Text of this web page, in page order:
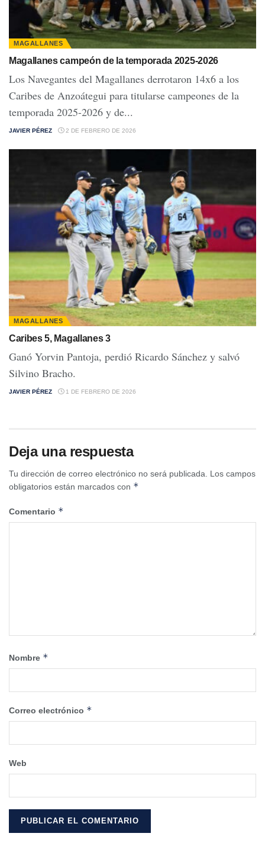
MAGALLANES
Magallanes campeón de la temporada 2025-2026
Los Navegantes del Magallanes derrotaron 14x6 a los
Caribes de Anzoátegui para titularse campeones de la
temporada 2025-2026 y de...
JAVIER PÉREZ 2 DE FEBRERO DE 2026
MAGALLANES
Caribes 5, Magallanes 3
Ganó Yorvin Pantoja, perdió Ricardo Sánchez y salvó
Silvino Bracho.
JAVIER PÉREZ 1 DE FEBRERO DE 2026
Deja una respuesta
Tu dirección de correo electrónico no será publicada. Los campos
obligatorios están marcados con *
Comentario *
Nombre *
Correo electrónico *
Web